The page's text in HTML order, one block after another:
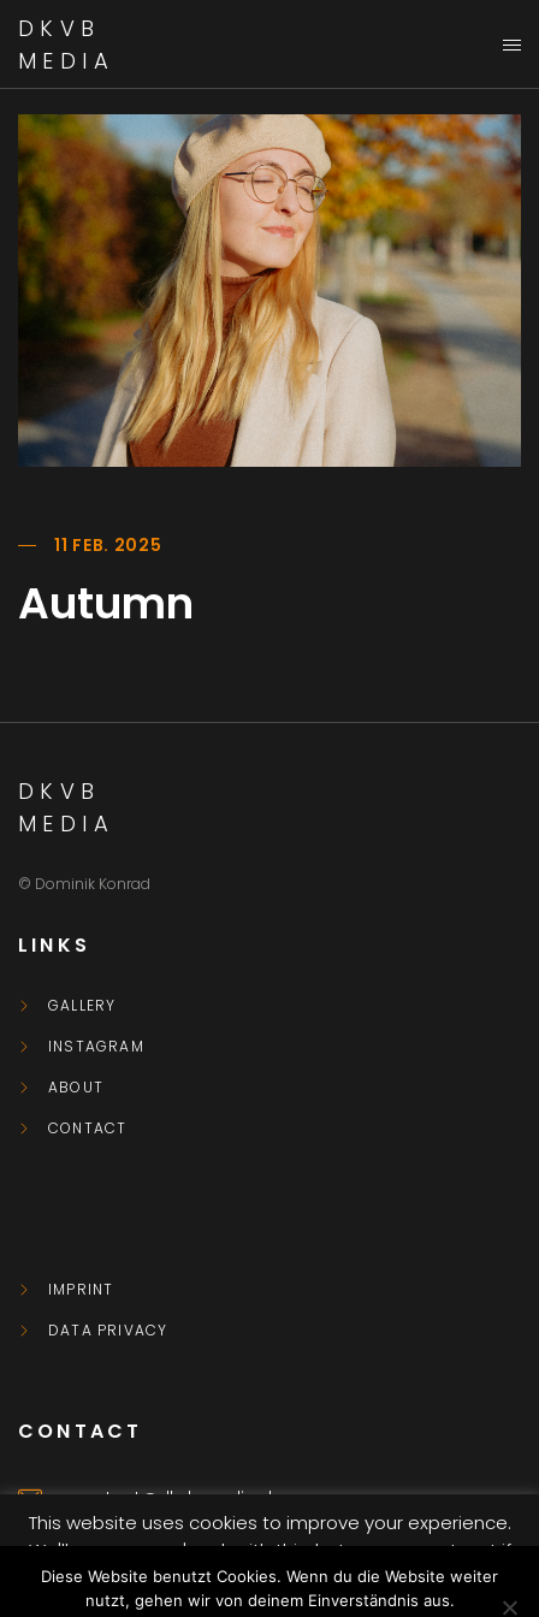
DKVB
MEDIA
11 FEB. 2025
Autumn
DKVB
MEDIA
© Dominik Konrad
LINKS
GALLERY
INSTAGRAM
ABOUT
CONTACT
IMPRINT
DATA PRIVACY
CONTACT
contact@dkvbmedia.de
This website uses cookies to improve your experience.
We'll assume you're ok with this, but you can opt-out if
you wish.
Diese Website benutzt Cookies. Wenn du die Website weiter
nutzt, gehen wir von deinem Einverständnis aus.